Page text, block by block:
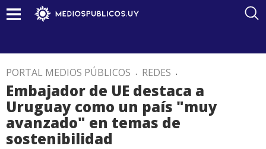
PORTAL MEDIOS PÚBLICOS . REDES .
Embajador de UE destaca a
Uruguay como un país "muy
avanzado" en temas de
sostenibilidad